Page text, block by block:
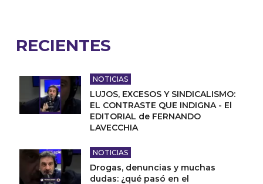
RECIENTES
NOTICIAS
LUJOS, EXCESOS Y SINDICALISMO:
EL CONTRASTE QUE INDIGNA - El
EDITORIAL de FERNANDO
LAVECCHIA
NOTICIAS
Drogas, denuncias y muchas
dudas: ¿qué pasó en el